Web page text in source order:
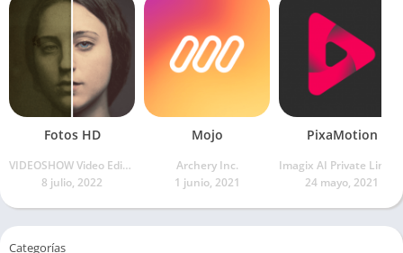
Fotos HD
VIDEOSHOW Video Editor & Video Maker LTD.
8 julio, 2022
Mojo
Archery Inc.
1 junio, 2021
PixaMotion
24 mayo, 2021
Categorías